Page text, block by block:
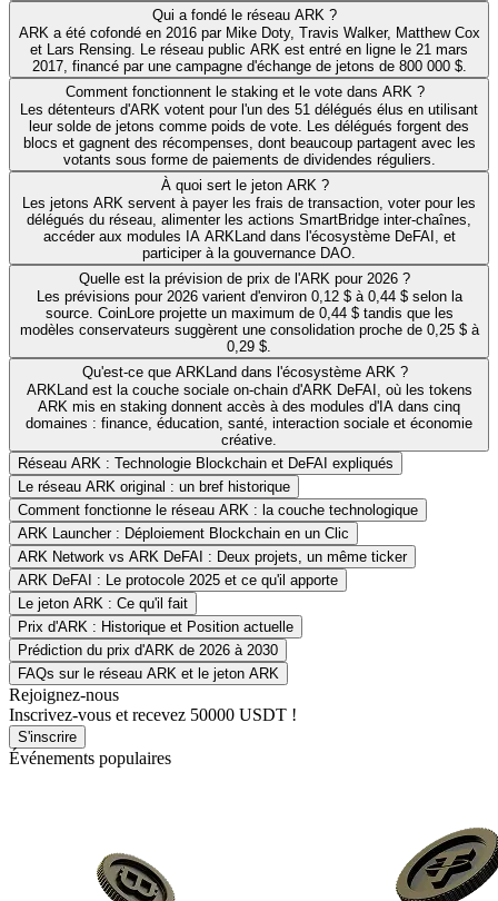
Qui a fondé le réseau ARK ?
ARK a été cofondé en 2016 par Mike Doty, Travis Walker, Matthew Cox
et Lars Rensing. Le réseau public ARK est entré en ligne le 21 mars
2017, financé par une campagne d'échange de jetons de 800 000 $.
Comment fonctionnent le staking et le vote dans ARK ?
Les détenteurs d'ARK votent pour l'un des 51 délégués élus en utilisant
leur solde de jetons comme poids de vote. Les délégués forgent des
blocs et gagnent des récompenses, dont beaucoup partagent avec les
votants sous forme de paiements de dividendes réguliers.
À quoi sert le jeton ARK ?
Les jetons ARK servent à payer les frais de transaction, voter pour les
délégués du réseau, alimenter les actions SmartBridge inter-chaînes,
accéder aux modules IA ARKLand dans l'écosystème DeFAI, et
participer à la gouvernance DAO.
Quelle est la prévision de prix de l'ARK pour 2026 ?
Les prévisions pour 2026 varient d'environ 0,12 $ à 0,44 $ selon la
source. CoinLore projette un maximum de 0,44 $ tandis que les
modèles conservateurs suggèrent une consolidation proche de 0,25 $ à
0,29 $.
Qu'est-ce que ARKLand dans l'écosystème ARK ?
ARKLand est la couche sociale on-chain d'ARK DeFAI, où les tokens
ARK mis en staking donnent accès à des modules d'IA dans cinq
domaines : finance, éducation, santé, interaction sociale et économie
créative.
Réseau ARK : Technologie Blockchain et DeFAI expliqués
Le réseau ARK original : un bref historique
Comment fonctionne le réseau ARK : la couche technologique
ARK Launcher : Déploiement Blockchain en un Clic
ARK Network vs ARK DeFAI : Deux projets, un même ticker
ARK DeFAI : Le protocole 2025 et ce qu'il apporte
Le jeton ARK : Ce qu'il fait
Prix d'ARK : Historique et Position actuelle
Prédiction du prix d'ARK de 2026 à 2030
FAQs sur le réseau ARK et le jeton ARK
Rejoignez-nous
Inscrivez-vous et recevez 50000 USDT !
S'inscrire
Événements populaires